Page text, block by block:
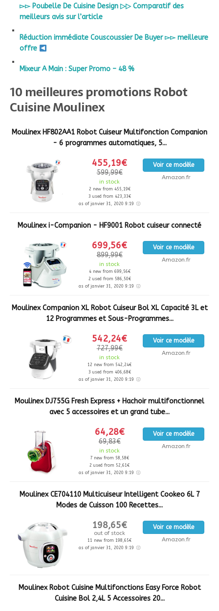
▻▻ Poubelle De Cuisine Design ▷▷ Comparatif des
meilleurs avis sur l’article
Réduction immédiate Couscoussier De Buyer ▻▻ meilleure
offre
Mixeur A Main : Super Promo – 48 %
10 meilleures promotions Robot
Cuisine Moulinex
Moulinex HF802AA1 Robot Cuiseur Multifonction Companion
- 6 programmes automatiques, 5...
455,19€
599,99€
in stock
2 new from 455,19€
3 used from 423,33€
as of janvier 31, 2020 9:19
Voir ce modèle
Amazon.fr
Moulinex i-Companion - HF9001 Robot cuiseur connecté
699,56€
899,99€
in stock
4 new from 699,56€
2 used from 586,50€
as of janvier 31, 2020 9:19
Voir ce modèle
Amazon.fr
Moulinex Companion XL Robot Cuiseur Bol XL Capacité 3L et
12 Programmes et Sous-Programmes...
542,24€
727,99€
in stock
12 new from 542,24€
3 used from 406,68€
as of janvier 31, 2020 9:19
Voir ce modèle
Amazon.fr
Moulinex DJ755G Fresh Express + Hachoir multifonctionnel
avec 5 accessoires et un grand tube...
64,28€
69,83€
in stock
7 new from 58,58€
2 used from 52,61€
as of janvier 31, 2020 9:19
Voir ce modèle
Amazon.fr
Moulinex CE704110 Multicuiseur Intelligent Cookeo 6L 7
Modes de Cuisson 100 Recettes...
198,65€
out of stock
11 new from 198,65€
as of janvier 31, 2020 9:19
Voir ce modèle
Amazon.fr
Moulinex Robot Cuisine Multifonctions Easy Force Robot
Cuisine Bol 2,4L 5 Accessoires 20...